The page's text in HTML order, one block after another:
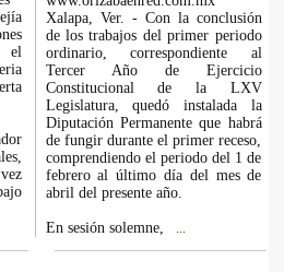
el
Xalapa, Ver. - Con la conclusión
de los trabajos del primer periodo
ordinario, correspondiente al
Tercer Año de Ejercicio
Constitucional de la LXV
Legislatura, quedó instalada la
Diputación Permanente que habrá
de fungir durante el primer receso,
comprendiendo el periodo del 1 de
febrero al último día del mes de
abril del presente año.
En sesión solemne,